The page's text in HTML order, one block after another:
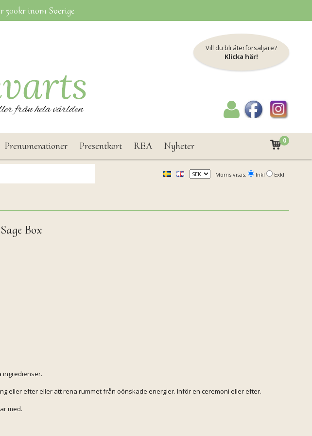
inom Sverige
Vill du bli återförsäljare?
Klicka här!
Prenumerationer Presentkort REA Nyheter 0
Moms visas: Inkl Exkl
Box
ingredienser.
eller efter eller att rena rummet från oönskade energier. Inför en ceremoni eller efter.
med.